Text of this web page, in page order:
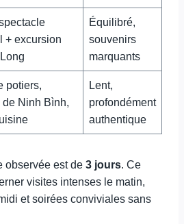
+ excursion
Équilibré,
souvenirs
marquants
potiers,
Ninh Bình,
Lent,
profondément
authentique
observée est de 3 jours. Ce
visites intenses le matin,
et soirées conviviales sans